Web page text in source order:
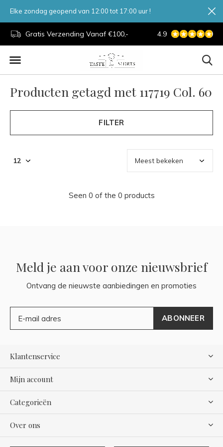
Gratis Verzending Vanaf €100,- 7 Dagen Per
4.9
Elke zondag geopend van 12:00 tot 17:00 uur !
Producten getagd met 117719 Col. 60
FILTER
Seen 0 of the 0 products
Meld je aan voor onze nieuwsbrief
Ontvang de nieuwste aanbiedingen en promoties
ABONNEER
Klantenservice
Mijn account
Categorieën
Over ons